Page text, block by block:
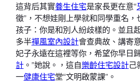
這背后其實養生住宅是家長更在意“
徵”，不想娃剛上學就和同學重名
孩子：你是和別人紛歧樣的。並且
多半禪風室內設計會查典故、講寄
妃子永遠在這裡等你，希望你早日
計 。”她說。，這自樂齡住宅設計己
一健康住宅堂“文明啟蒙課”。